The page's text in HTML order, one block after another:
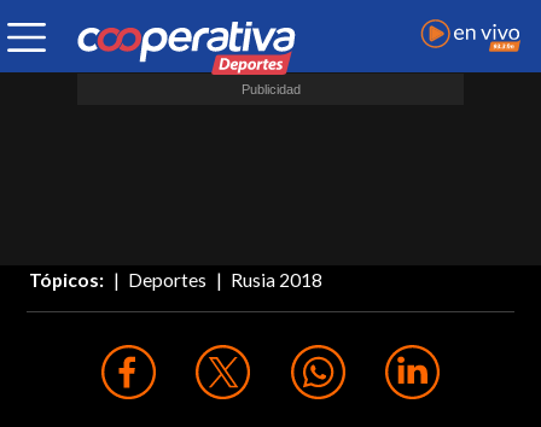
Tópicos: Deportes Rusia 2018